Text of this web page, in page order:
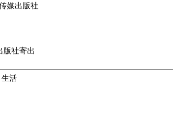
生活
媒出版社
版社寄出